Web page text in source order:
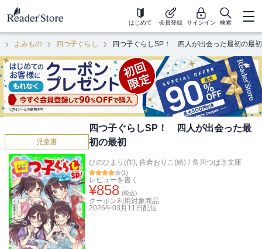
はじめて 会員登録 サインイン 検索
よみもの 四つ子ぐらし 四つ子ぐらしSP！ 四人が出会った最初の最初
児童書
四つ子ぐらしSP！ 四人が出会った最
初の最初
ひのひまり(作), 佐倉おりこ(絵) / 角川つばさ文庫
(1)
レビューを書く
¥858 (税込)
クーポン利用対象商品
2026年03月11日 配信